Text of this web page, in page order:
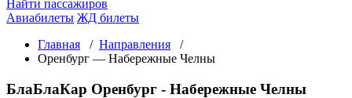
Найти пассажиров
Авиабилеты ЖД билеты
Главная / Направления /
Оренбург — Набережные Челны
БлаБлаКар Оренбург - Набережные Челны